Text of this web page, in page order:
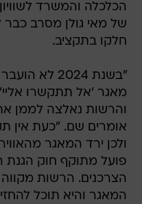
הכלכלה והמשרד
של מאי גולן מסרב
חלקו בתקציב.
"בשנת 2024
מאגר 'אל תתקשרו
והרשות נאלצה לממן
אומרים שם. "כעת אין
ולכן ירד המאגר
פועל מתוקף חוק הגנת
הצרכנים. הרשות מקווה
המאגר והיא תוכל